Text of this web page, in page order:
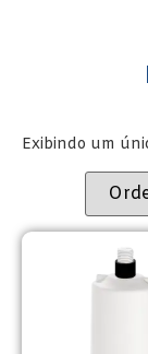
Exibindo um